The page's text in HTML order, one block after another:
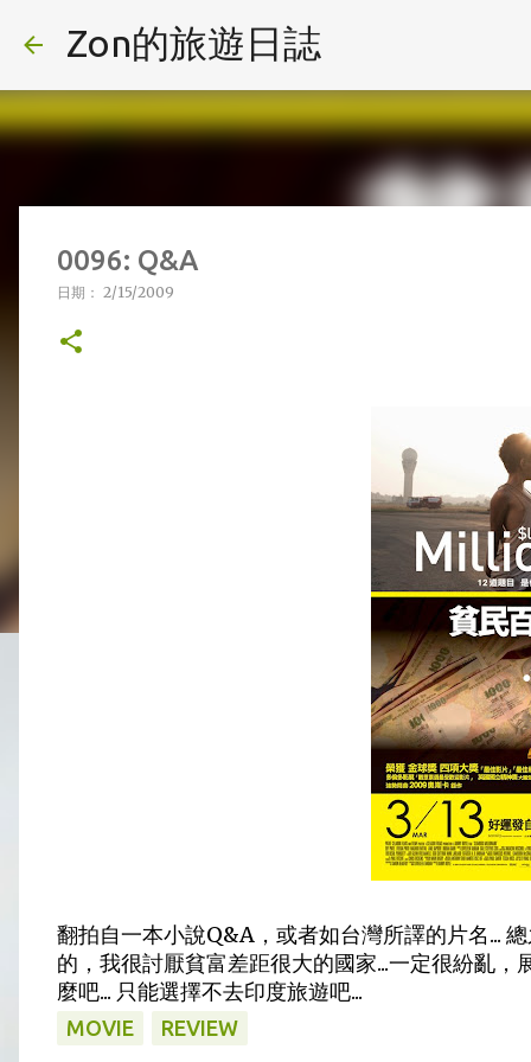
Zon的旅遊日誌
0096: Q&A
日期： 2/15/2009
翻拍自一本小說Q&A，或者如台灣所譯的片名...
的，我很討厭貧富差距很大的國家...一定很紛亂
麼吧... 只能選擇不去印度旅遊吧...
MOVIE REVIEW